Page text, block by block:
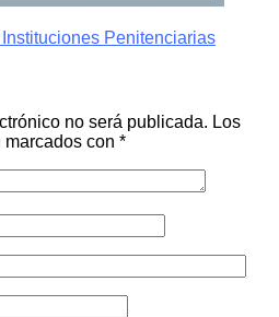
Penitenciarias
no será publicada. Los
con *